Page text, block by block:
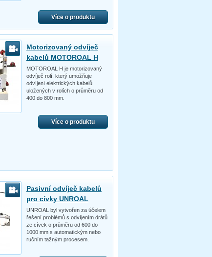
Více o produktu
Motorizovaný odvíječ
kabelů MOTOROAL H
MOTOROAL H je motorizovaný
odvíječ rolí, který umožňuje
odvíjení elektrických kabelů
uložených v rolích o průměru od
400 do 800 mm.
Více o produktu
Pasivní odvíječ kabelů
pro cívky UNROAL
UNROAL byl vytvořen za účelem
řešení problémů s odvíjením drátů
ze cívek o průměru od 600 do
1000 mm s automatickým nebo
ručním tažným procesem.